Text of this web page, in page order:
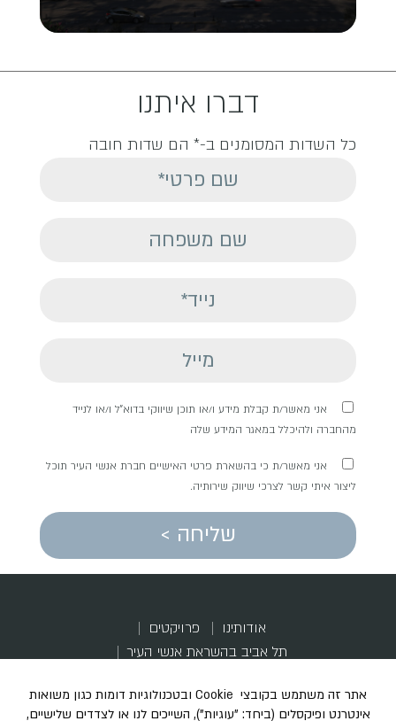
דברו איתנו
כל השדות המסומנים ב-* הם שדות חובה
אני מאשר/ת קבלת מידע ו/או תוכן שיווקי בדוא"ל ו/או לנייד
מהחברה ולהיכלל במאגר המידע שלה
אני מאשר/ת כי בהשארת פרטי האישיים חברת אנשי העיר תוכל
ליצור איתי קשר לצרכי שיווק שירותיה.
שליחה >
אודותינו
פרויקטים
תל אביב בהשראת אנשי העיר
הכל מתחיל בבניין ישן שמבקש שינוי
מדברים עלינו